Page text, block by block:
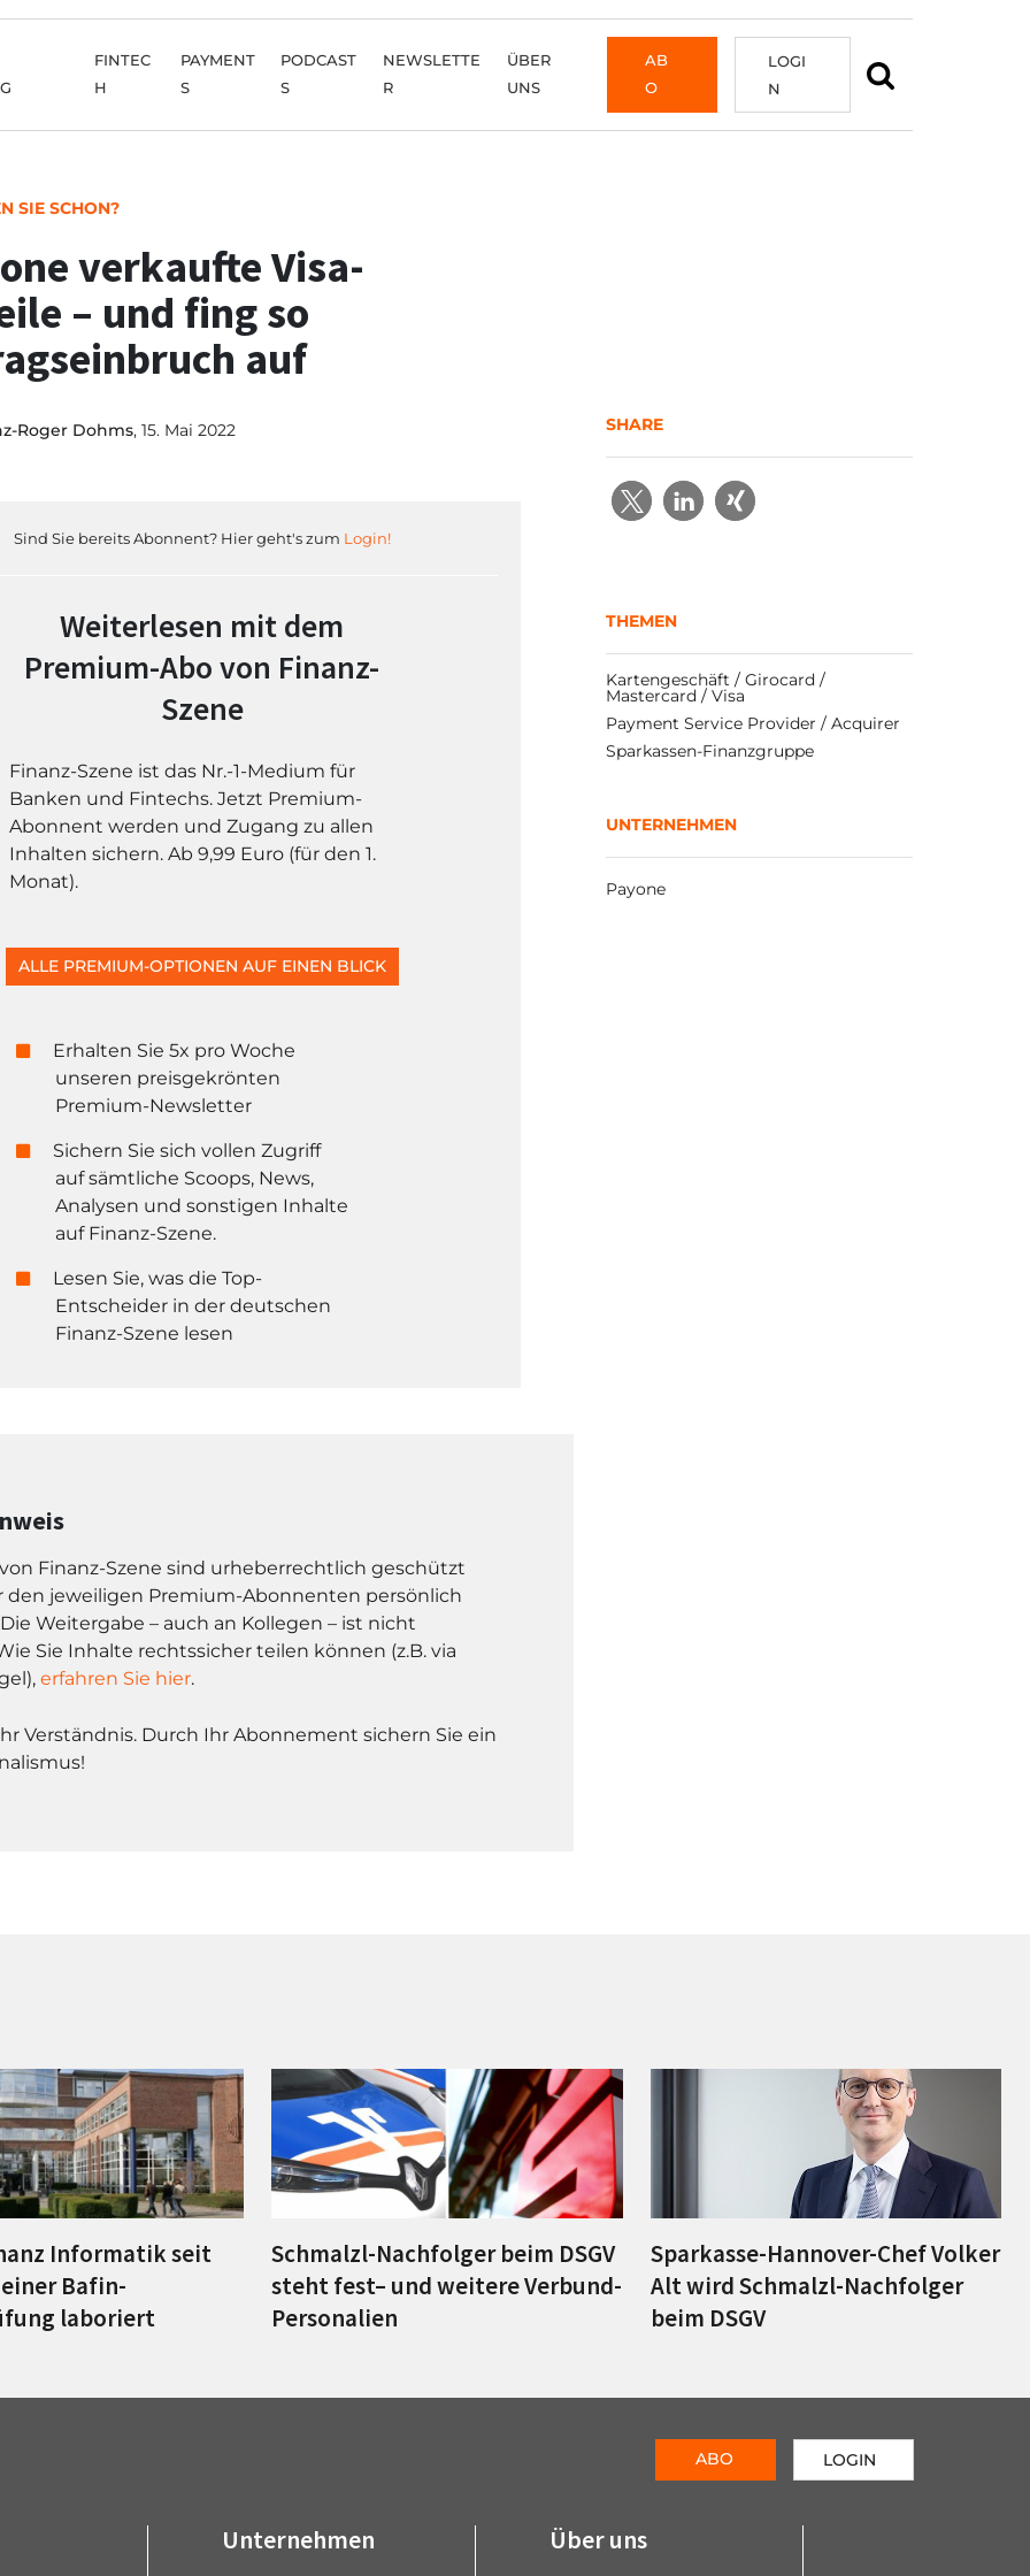
FINTEC
H
PAYMENT
S
PODCAST
S
NEWSLETTE
R
ÜBER
UNS
AB
O
LOGI
N
SIE SCHON?
verkaufte Visa-
– und fing so
auf
Roger Dohms, 15. Mai 2022
Sind Sie bereits Abonnent? Hier geht's zum Login!
Weiterlesen mit dem
Premium-Abo von Finanz-
Szene
Finanz-Szene ist das Nr.-1-Medium für
Banken und Fintechs. Jetzt Premium-
Abonnent werden und Zugang zu allen
Inhalten sichern. Ab 9,99 Euro (für den 1.
Monat).
ALLE PREMIUM-OPTIONEN AUF EINEN BLICK
Erhalten Sie 5x pro Woche
unseren preisgekrönten
Premium-Newsletter
Sichern Sie sich vollen Zugriff
auf sämtliche Scoops, News,
Analysen und sonstigen Inhalte
auf Finanz-Szene.
Lesen Sie, was die Top-
Entscheider in der deutschen
Finanz-Szene lesen
Finanz-Szene sind urheberrechtlich geschützt
den jeweiligen Premium-Abonnenten persönlich
Weitergabe – auch an Kollegen – ist nicht
Sie Inhalte rechtssicher teilen können (z.B. via
erfahren Sie hier.
Verständnis. Durch Ihr Abonnement sichern Sie ein
SHARE
THEMEN
Kartengeschäft / Girocard /
Mastercard / Visa
Payment Service Provider / Acquirer
Sparkassen-Finanzgruppe
UNTERNEHMEN
Payone
Informatik seit
Bafin-
laboriert
Schmalzl-Nachfolger beim DSGV
steht fest– und weitere Verbund-
Personalien
Sparkasse-Hannover-Chef Volker
Alt wird Schmalzl-Nachfolger
beim DSGV
Unternehmen Über uns
ABO LOGIN